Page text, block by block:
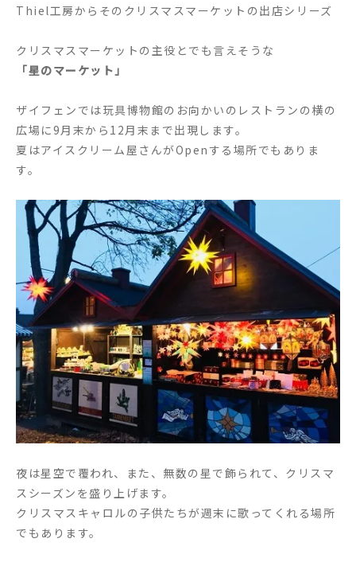
Thiel工房からそのクリスマスマーケットの出店シリーズ
クリスマスマーケットの主役とでも言えそうな
「星のマーケット」
ザイフェンでは玩具博物館のお向かいのレストランの横の
広場に9月末から12月末まで出現します。
夏はアイスクリーム屋さんがOpenする場所でもありま
す。
夜は星空で覆われ、また、無数の星で飾られて、クリスマ
スシーズンを盛り上げます。
クリスマスキャロルの子供たちが週末に歌ってくれる場所
でもあります。